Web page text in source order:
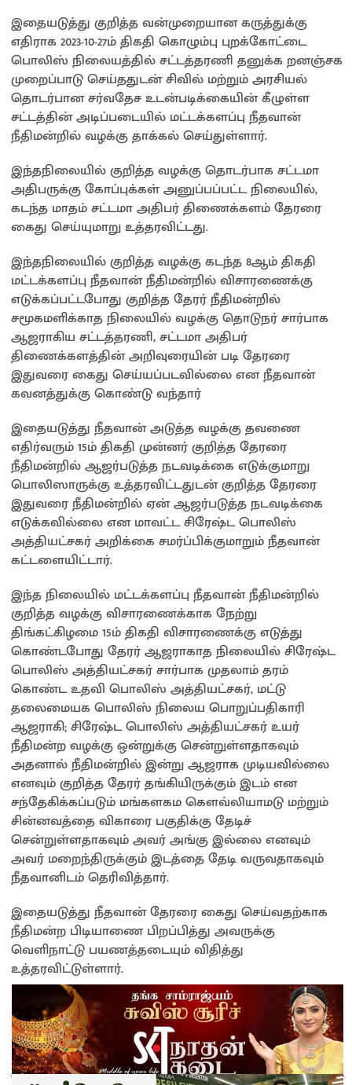
இதையடுத்து குறித்த வன்முறையான கருத்துக்கு
எதிராக 2023-10-27ம் திகதி கொழும்பு புறக்கோட்டை
பொலிஸ் நிலையத்தில் சட்டத்தரணி தனுக்க றனஞ்சக
முறைப்பாடு செய்ததுடன் சிவில் மற்றும் அரசியல்
தொடர்பான சர்வதேச உடன்படிக்கையின் கீழுள்ள
சட்டத்தின் அடிப்படையில் மட்டக்களப்பு நீதவான்
நீதிமன்றில் வழக்கு தாக்கல் செய்துள்ளார்.
இந்தநிலையில் குறித்த வழக்கு தொடர்பாக சட்டமா
அதிபருக்கு கோப்புக்கள் அனுப்பப்பட்ட நிலையில்,
கடந்த மாதம் சட்டமா அதிபர் திணைக்களம் தேரரை
கைது செய்யுமாறு உத்தரவிட்டது.
இந்தநிலையில் குறித்த வழக்கு கடந்த 8ஆம் திகதி
மட்டக்களப்பு நீதவான் நீதிமன்றில் விசாரணைக்கு
எடுக்கப்பட்டபோது குறித்த தேரர் நீதிமன்றில்
சமூகமளிக்காத நிலையில் வழக்கு தொடுநர் சார்பாக
ஆஜராகிய சட்டத்தரணி, சட்டமா அதிபர்
திணைக்களத்தின் அறிவுரையின் படி தேரரை
இதுவரை கைது செய்யப்படவில்லை என நீதவான்
கவனத்துக்கு கொண்டு வந்தார்
இதையடுத்து நீதவான் அடுத்த வழக்கு தவணை
எதிர்வரும் 15ம் திகதி முன்னர் குறித்த தேரரை
நீதிமன்றில் ஆஜர்படுத்த நடவடிக்கை எடுக்குமாறு
பொலிஸாருக்கு உத்தரவிட்டதுடன் குறித்த தேரரை
இதுவரை நீதிமன்றில் ஏன் ஆஜர்படுத்த நடவடிக்கை
எடுக்கவில்லை என மாவட்ட சிரேஷ்ட பொலிஸ்
அத்தியட்சகர் அறிக்கை சமர்ப்பிக்குமாறும் நீதவான்
கட்டளையிட்டார்.
இந்த நிலையில் மட்டக்களப்பு நீதவான் நீதிமன்றில்
குறித்த வழக்கு விசாரணைக்காக நேற்று
திங்கட்கிழமை 15ம் திகதி விசாரணைக்கு எடுத்து
கொண்டபோது தேரர் ஆஜராகாத நிலையில் சிரேஷ்ட
பொலிஸ் அத்தியட்சகர் சார்பாக முதலாம் தரம்
கொண்ட உதவி பொலிஸ் அத்தியட்சகர், மட்டு
தலைமையக பொலிஸ் நிலைய பொறுப்பதிகாரி
ஆஜராகி; சிரேஷ்ட பொலிஸ் அத்தியட்சகர் உயர்
நீதிமன்ற வழக்கு ஒன்றுக்கு சென்றுள்ளதாகவும்
அதனால் நீதிமன்றில் இன்று ஆஜராக முடியவில்லை
எனவும் குறித்த தேரர் தங்கியிருக்கும் இடம் என
சந்தேகிக்கப்படும் மங்களகம கௌவ்லியாமடு மற்றும்
சின்னவத்தை விகாரை பகுதிக்கு தேடிச்
சென்றுள்ளதாகவும் அவர் அங்கு இல்லை எனவும்
அவர் மறைந்திருக்கும் இடத்தை தேடி வருவதாகவும்
நீதவானிடம் தெரிவித்தார்.
இதையடுத்து நீதவான் தேரரை கைது செய்வதற்காக
நீதிமன்ற பிடியாணை பிறப்பித்து அவருக்கு
வெளிநாட்டு பயணத்தடையும் விதித்து
உத்தரவிட்டுள்ளார்.